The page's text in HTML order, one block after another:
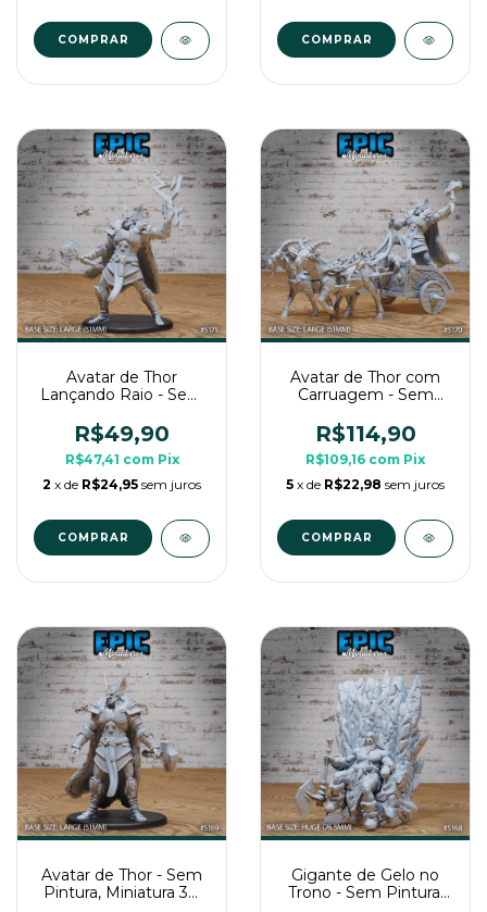
Avatar de Thor
Lançando Raio - Sem
Grande Para RPG de
Mesa
R$49,90
R$47,41 com Pix
2 x de R$24,95 sem juros
Avatar de Thor com
Carruagem - Sem
Grande Para RPG de
Mesa
R$114,90
R$109,16 com Pix
5 x de R$22,98 sem juros
Avatar de Thor - Sem
Pintura, Miniatura 3D
Gigante de Gelo no
Trono - Sem Pintura,